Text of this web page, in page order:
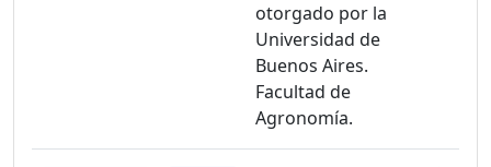
otorgado por la
Universidad de
Buenos Aires.
Facultad de
Agronomía.